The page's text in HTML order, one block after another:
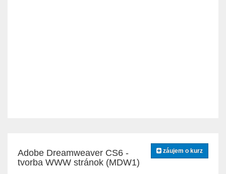
záujem o kurz
Adobe Dreamweaver CS6 -
tvorba WWW stránok (MDW1)